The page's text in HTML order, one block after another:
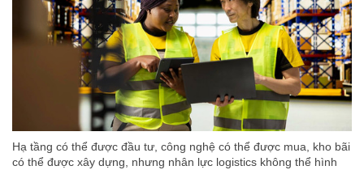
Hạ tầng có thể được đầu tư, công nghệ có thể được mua, kho bãi
có thể được xây dựng, nhưng nhân lực logistics không thể hình